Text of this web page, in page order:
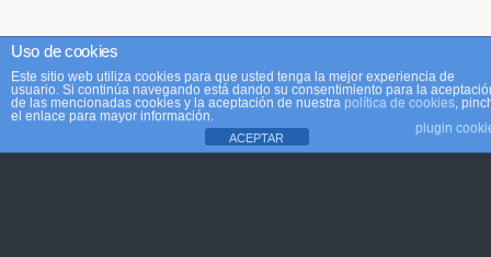
Uso de cookies
Este sitio web utiliza cookies para que usted tenga la mejor experiencia de
usuario. Si continúa navegando está dando su consentimiento para la
de las mencionadas cookies y la aceptación de nuestra política de cookies,
el enlace para mayor información.
plugin
ACEPTAR